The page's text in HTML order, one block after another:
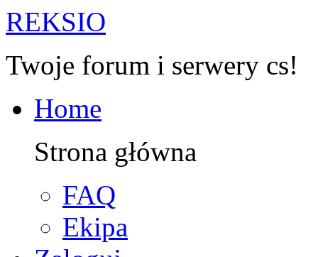
REKSIO
Twoje forum i serwery cs!
Home
Strona główna
FAQ
Ekipa